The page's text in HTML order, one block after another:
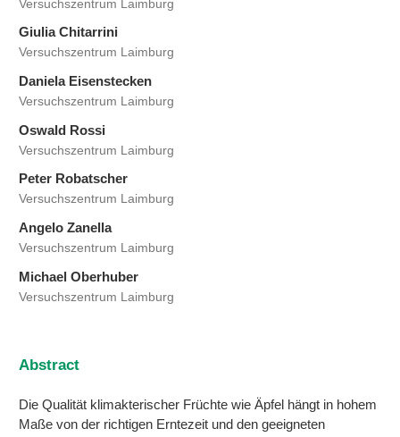
Versuchszentrum Laimburg
Giulia Chitarrini
Versuchszentrum Laimburg
Daniela Eisenstecken
Versuchszentrum Laimburg
Oswald Rossi
Versuchszentrum Laimburg
Peter Robatscher
Versuchszentrum Laimburg
Angelo Zanella
Versuchszentrum Laimburg
Michael Oberhuber
Versuchszentrum Laimburg
Abstract
Die Qualität klimakterischer Früchte wie Äpfel hängt in hohem
Maße von der richtigen Erntezeit und den geeigneten